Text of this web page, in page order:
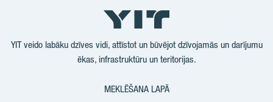
mums
YouTube
mums
LinkedIn
mums
Twitter
YIT veido labāku dzīves vidi, attīstot un būvējot dzīvojamās un darījumu
ēkas, infrastruktūru un teritorijas.
MEKLĒŠANA LAPĀ